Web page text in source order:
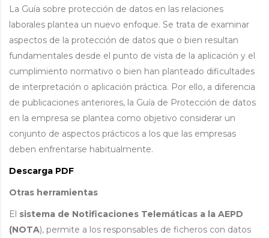
La Guía sobre protección de datos en las relaciones
laborales plantea un nuevo enfoque. Se trata de examinar
aspectos de la protección de datos que o bien resultan
fundamentales desde el punto de vista de la aplicación y el
cumplimiento normativo o bien han planteado dificultades
de interpretación o aplicación práctica. Por ello, a diferencia
de publicaciones anteriores, la Guía de Protección de datos
en la empresa se plantea como objetivo considerar un
conjunto de aspectos prácticos a los que las empresas
deben enfrentarse habitualmente.
Descarga PDF
Otras herramientas
El sistema de Notificaciones Telemáticas a la AEPD
(NOTA), permite a los responsables de ficheros con datos